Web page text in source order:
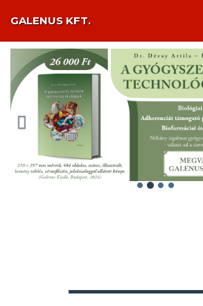
GALENUS KFT.
Előző